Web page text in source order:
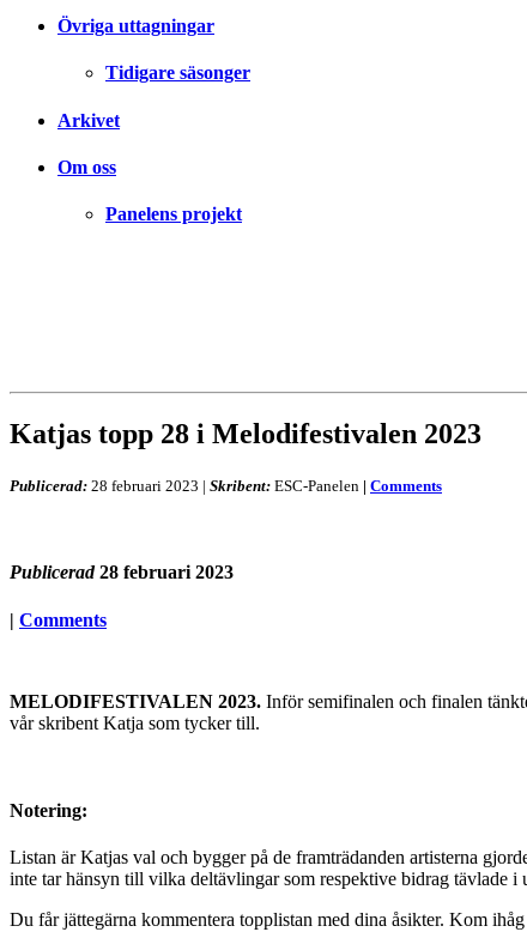
Övriga uttagningar
Tidigare säsonger
Arkivet
Om oss
Panelens projekt
Katjas topp 28 i Melodifestivalen 2023
Publicerad: 28 februari 2023 | Skribent: ESC-Panelen | Comments
Publicerad 28 februari 2023
| Comments
MELODIFESTIVALEN 2023. Inför semifinalen och finalen
vår skribent Katja som tycker till.
Notering:
Listan är Katjas val och bygger på de framträdanden artisterna
inte tar hänsyn till vilka deltävlingar som respektive bidrag tävlade i
Du får jättegärna kommentera topplistan med dina åsikter. Kom